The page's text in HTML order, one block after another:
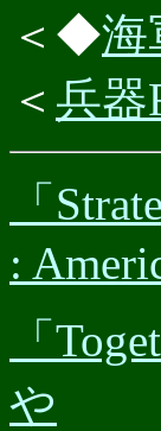
＜◆
＜ 兵器
「
:
「
や